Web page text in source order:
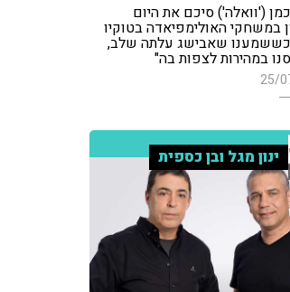
('וואלה') סיכם את היום
במשחקי האולימפיאדה בטוקיו
שאבישג עלתה שלב,
במהירות לצפות בה"
25/
ינון מגל ובן כספית